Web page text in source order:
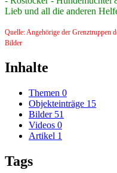
Lieb und all die anderen
Quelle: Angehörige der
Bilder
Inhalte
Themen 0
Objekteinträge 15
Bilder 51
Videos 0
Artikel 1
Tags